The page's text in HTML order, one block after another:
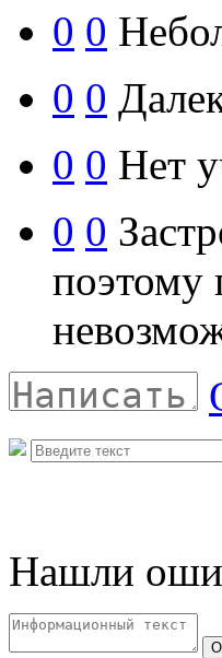
0 0
0 0
0 0 Нет
0 0
поэтому
Нашли